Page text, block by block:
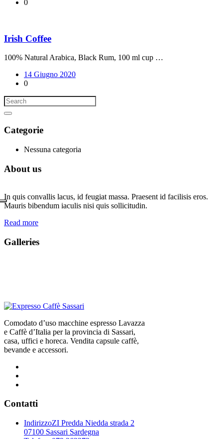
0
Irish Coffee
100% Natural Arabica, Black Rum, 100 ml cup …
14 Giugno 2020
0
Categorie
Nessuna categoria
About us
In quis convallis lacus, id feugiat massa. Praesent id facilisis eros.
Mauris bibendum iaculis nisi quis sollicitudin.
Read more
Galleries
Comodato d’uso macchine espresso Lavazza
e Caffè d’Italia per la provincia di Sassari,
casa, uffici e horeca. Vendita capsule caffè,
bevande e accessori.
Contatti
IndirizzoZI Predda Niedda strada 2
07100 Sassari Sardegna